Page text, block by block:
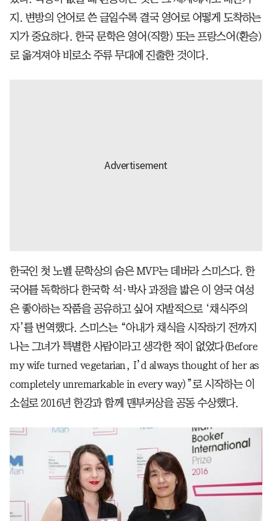
지. 변방의 언어로 쓴 글일수록 결국 영어로 어떻게 도착하는
지가 중요하다. 한국 문학은 영어(직항) 또는 프랑스어(환승)
로 옮겨져야 비로소 주류 무대에 진출한 것이다.
한국인 첫 노벨 문학상의 숨은 MVP는 데버라 스미스다. 한
국어를 독학하다 한국학 석·박사 과정을 밟은 이 영국 여성
은 좋아하는 작품을 공유하고 싶어 자발적으로 ‘채식주의
자’를 번역했다. 스미스는 “아내가 채식을 시작하기 전까지
나는 그녀가 특별한 사람이라고 생각한 적이 없었다(Before
my wife turned vegetarian, I’d always thought of her as
completely unremarkable in every way)”로 시작하는 이
소설로 2016년 한강과 함께 맨부커상을 공동 수상했다.